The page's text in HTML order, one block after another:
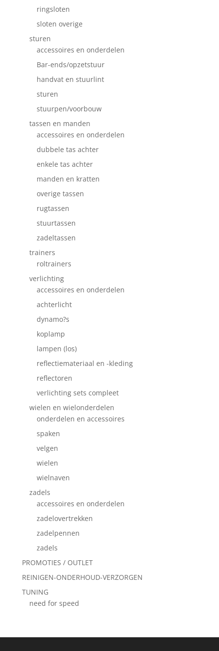
ringsloten
sloten overige
sturen
accessoires en onderdelen
Bar-ends/opzetstuur
handvat en stuurlint
sturen
stuurpen/voorbouw
tassen en manden
accessoires en onderdelen
dubbele tas achter
enkele tas achter
manden en kratten
overige tassen
rugtassen
stuurtassen
zadeltassen
trainers
roltrainers
verlichting
accessoires en onderdelen
achterlicht
dynamo?s
koplamp
lampen (los)
reflectiemateriaal en -kleding
reflectoren
verlichting sets compleet
wielen en wielonderdelen
onderdelen en accessoires
spaken
velgen
wielen
wielnaven
zadels
accessoires en onderdelen
zadelovertrekken
zadelpennen
zadels
PROMOTIES / OUTLET
REINIGEN-ONDERHOUD-VERZORGEN
TUNING
need for speed